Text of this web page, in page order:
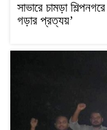
সাভারে চামড়া
গড়ার প্রত্যয়’